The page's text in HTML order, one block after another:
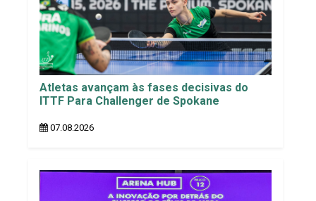
Atletas avançam às fases decisivas do
ITTF Para Challenger de Spokane
07.08.2026